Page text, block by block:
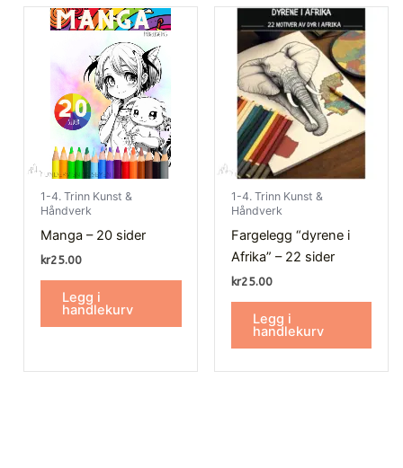
1-4. Trinn Kunst &
Håndverk
Manga – 20 sider
kr25.00
Legg i
handlekurv
1-4. Trinn Kunst &
Håndverk
Fargelegg “dyrene i
Afrika” – 22 sider
kr25.00
Legg i
handlekurv